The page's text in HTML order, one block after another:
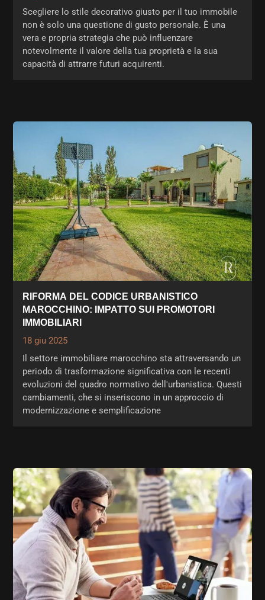
Scegliere lo stile decorativo giusto per il tuo immobile
non è solo una questione di gusto personale. È una
vera e propria strategia che può influenzare
notevolmente il valore della tua proprietà e la sua
capacità di attrarre futuri acquirenti.
RIFORMA DEL CODICE URBANISTICO
MAROCCHINO: IMPATTO SUI PROMOTORI
IMMOBILIARI
18 giu 2025
Il settore immobiliare marocchino sta attraversando un
periodo di trasformazione significativa con le recenti
evoluzioni del quadro normativo dell'urbanistica. Questi
cambiamenti, che si inseriscono in un approccio di
modernizzazione e semplificazione